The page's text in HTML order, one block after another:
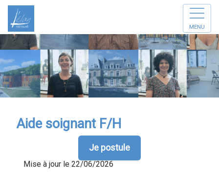
MENU
Aide soignant F/H
Je postule
Mise à jour le 22/06/2026